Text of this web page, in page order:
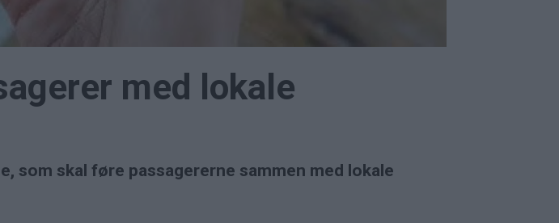
med lokale
som skal føre passagererne sammen med lokale